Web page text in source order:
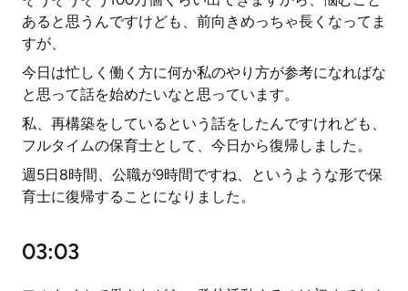
あると思うんですけども、前向きめっちゃ長くなってま
すが、
今日は忙しく働く方に何か私のやり方が参考になればな
と思って話を始めたいなと思っています。
私、再構築をしているという話をしたんですけれども、
フルタイムの保育士として、今日から復帰しました。
週5日8時間、公職が9時間ですね、というような形で保
育士に復帰することになりました。
03:03